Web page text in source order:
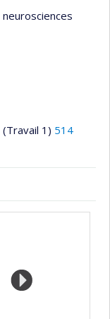
(Travail 1) 514